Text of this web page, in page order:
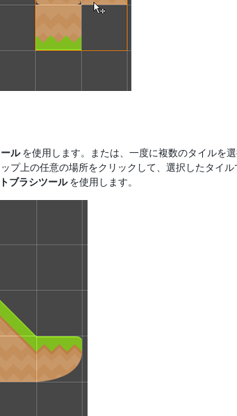
ルを使用します。または、一度に複数のタイルを
プ上の任意の場所をクリックして、選択したタイル
ブラシツールを使用します。